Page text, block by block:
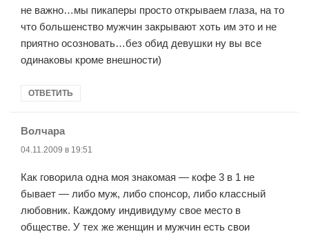
не важно…мы пикаперы просто открываем глаза, на то
что большенство мужчин закрывают хоть им это и не
приятно осозновать…без обид девушки ну вы все
одинаковы кроме внешности)
ОТВЕТИТЬ
Волчара
04.11.2009 в 19:51
Как говорила одна моя знакомая — кофе 3 в 1 не
бывает — либо муж, либо спонсор, либо классный
любовник. Каждому индивидуму свое место в
обществе. У тех же женщин и мужчин есть свои